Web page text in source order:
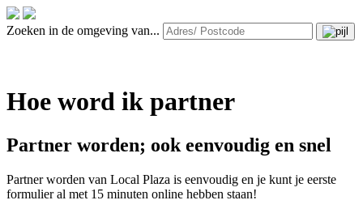
Zoeken in de omgeving van...
Hoe word ik partner
Partner worden; ook eenvoudig en snel
Partner worden van Local Plaza is eenvoudig en je kunt je eerste
formulier al met 15 minuten online hebben staan!